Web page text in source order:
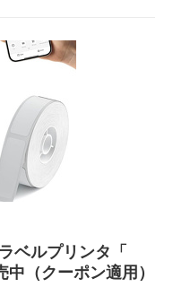
ベルプリンタ「
中（クーポン適用）